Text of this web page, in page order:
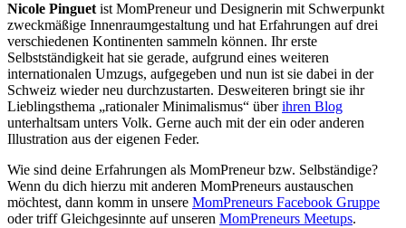
Nicole Pinguetist MomPreneur und Designerin mit Schwerpunkt
zweckmäßige Innenraumgestaltung und hat Erfahrungen auf drei
verschiedenen Kontinenten sammeln können. Ihr erste
Selbstständigkeit hat sie gerade, aufgrund eines weiteren
internationalen Umzugs, aufgegeben und nun ist sie dabei in der
Schweiz wieder neu durchzustarten. Desweiteren bringt sie ihr
Lieblingsthema „rationaler Minimalismus“ überihren Blog
unterhaltsam unters Volk. Gerne auch mit der ein oder anderen
Illustration aus der eigenen Feder.
Wie sind deine Erfahrungen als MomPreneur bzw. Selbständige?
Wenn du dich hierzu mit anderen MomPreneurs austauschen
möchtest, dann komm in unsere MomPreneurs Facebook Gruppe
oder triff Gleichgesinnte auf unseren MomPreneurs Meetups.